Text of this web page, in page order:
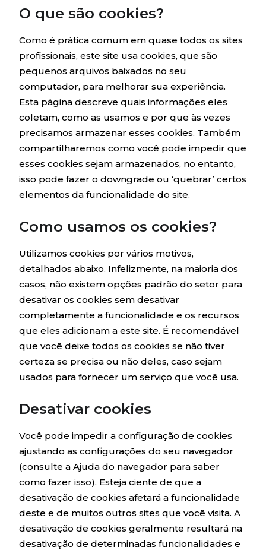
O que são cookies?
Como é prática comum em quase todos os sites
profissionais, este site usa cookies, que são
pequenos arquivos baixados no seu
computador, para melhorar sua experiência.
Esta página descreve quais informações eles
coletam, como as usamos e por que às vezes
precisamos armazenar esses cookies. Também
compartilharemos como você pode impedir que
esses cookies sejam armazenados, no entanto,
isso pode fazer o downgrade ou ‘quebrar’ certos
elementos da funcionalidade do site.
Como usamos os cookies?
Utilizamos cookies por vários motivos,
detalhados abaixo. Infelizmente, na maioria dos
casos, não existem opções padrão do setor para
desativar os cookies sem desativar
completamente a funcionalidade e os recursos
que eles adicionam a este site. É recomendável
que você deixe todos os cookies se não tiver
certeza se precisa ou não deles, caso sejam
usados ​​para fornecer um serviço que você usa.
Desativar cookies
Você pode impedir a configuração de cookies
ajustando as configurações do seu navegador
(consulte a Ajuda do navegador para saber
como fazer isso). Esteja ciente de que a
desativação de cookies afetará a funcionalidade
deste e de muitos outros sites que você visita. A
desativação de cookies geralmente resultará na
desativação de determinadas funcionalidades e